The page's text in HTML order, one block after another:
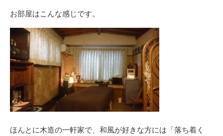
お部屋はこんな感じです。
ほんとに木造の一軒家で、和風が好きな方には「落ち着く